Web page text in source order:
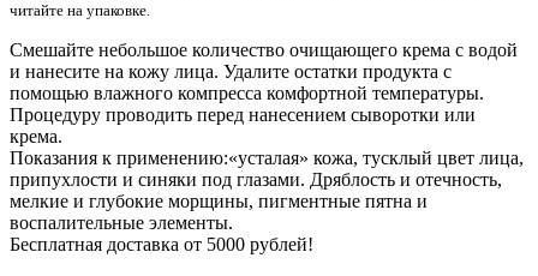
читайте на упаковке.
Смешайте небольшое количество очищающего крема с водой
и нанесите на кожу лица. Удалите остатки продукта с
помощью влажного компресса комфортной температуры.
Процедуру проводить перед нанесением сыворотки или
крема.
Показания к применению:«усталая» кожа, тусклый цвет лица,
припухлости и синяки под глазами. Дряблость и отечность,
мелкие и глубокие морщины, пигментные пятна и
воспалительные элементы.
Бесплатная доставка от 5000 рублей!